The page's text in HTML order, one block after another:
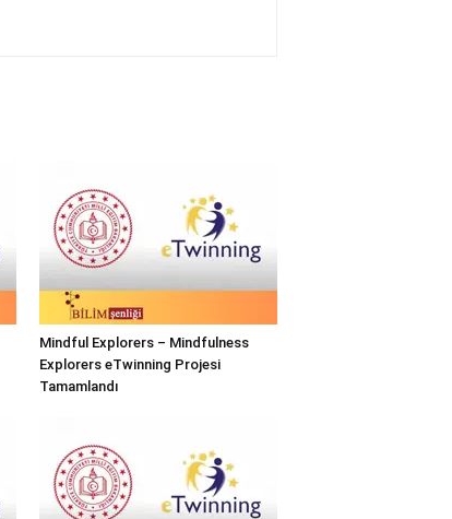
Mindful Explorers – Mindfulness
Explorers eTwinning Projesi
Tamamlandı